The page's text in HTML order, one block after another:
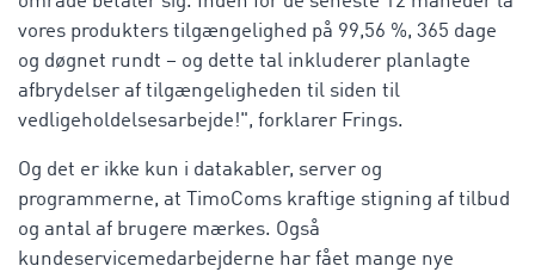
vores produkters tilgængelighed på 99,56 %, 365 dage
og døgnet rundt – og dette tal inkluderer planlagte
afbrydelser af tilgængeligheden til siden til
vedligeholdelsesarbejde!", forklarer Frings.
Og det er ikke kun i datakabler, server og
programmerne, at TimoComs kraftige stigning af tilbud
og antal af brugere mærkes. Også
kundeservicemedarbejderne har fået mange nye